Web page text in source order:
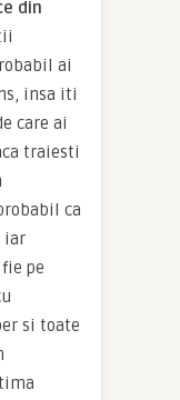
din
ai
insa iti
care ai
traiesti
ca
iar
pe
si toate